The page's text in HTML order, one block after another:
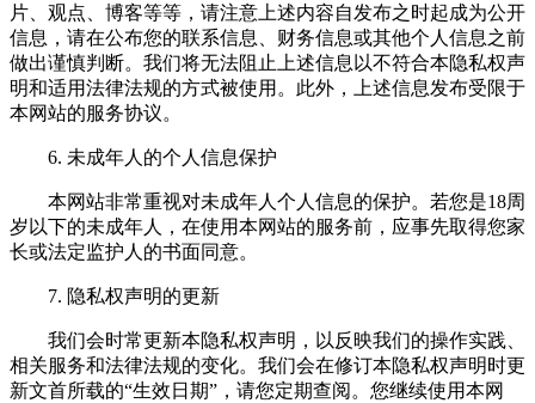
片、观点、博客等等，请注意上述内容自发布之时起成为公开
信息，请在公布您的联系信息、财务信息或其他个人信息之前
做出谨慎判断。我们将无法阻止上述信息以不符合本隐私权声
明和适用法律法规的方式被使用。此外，上述信息发布受限于
本网站的服务协议。
6. 未成年人的个人信息保护
本网站非常重视对未成年人个人信息的保护。若您是18周
岁以下的未成年人，在使用本网站的服务前，应事先取得您家
长或法定监护人的书面同意。
7. 隐私权声明的更新
我们会时常更新本隐私权声明，以反映我们的操作实践、
相关服务和法律法规的变化。我们会在修订本隐私权声明时更
新文首所载的“生效日期”，请您定期查阅。您继续使用本网